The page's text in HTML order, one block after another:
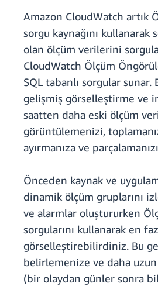
Amazon CloudWatch artık
sorgu kaynağını kullanarak
olan ölçüm verilerini
CloudWatch Ölçüm
SQL tabanlı sorgular sunar.
gelişmiş görselleştirme ve
saatten daha eski ölçüm
görüntülemenizi,
ayırmanıza ve
Önceden kaynak ve
dinamik ölçüm gruplarını
ve alarmlar oluştururken
sorgularını kullanarak en
görselleştirebilirdiniz. Bu
belirlemenize ve daha
(bir olaydan günler sonra